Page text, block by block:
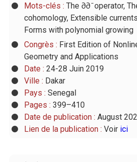
Mots-clés : The ∂∂ ̄ operator,
cohomology, Extensible
Forms with polynomial growing
Congrès : First Edition of
Geometry and Applications
Date : 24-28 Juin 2019
Ville : Dakar
Pays : Senegal
Pages : 399–410
Date de publication : August
Lien de la publication : Voirici